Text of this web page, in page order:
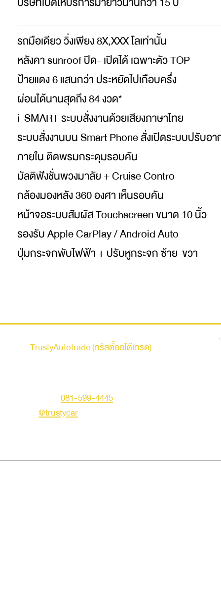
รถมือเดียว วิ่งเพียง 8X,XXX โลเท่านั้น
หลังคา sunroof ปิด- เปิดได้ เฉพาะตัว TOP
ป้ายแดง 6 แสนกว่า ประหยัดไปเกือบครึ่ง
ผ่อนได้นานสุดถึง 84 งวด*
i-SMART ระบบสั่งงานด้วยเสียงภาษาไทย
ระบบสั่งงานบน Smart Phone สั่งเปิดระบบปรับอา
ภายใน ติดพรมกระดุมรอบคัน
มัลติฟังชั่นพวงมาลัย + Cruise Contro
กล้องมองหลัง 360 องศา เห็นรอบคัน
หน้าจอระบบสัมผัส Touchscreen ขนาด 10 นิ้ว
รองรับ Apple CarPlay / Android Auto
ปุ่มกระจกพับไฟฟ้า + ปรับหูกระจก ซ้าย-ขวา
TrustyAutotrade (ทรัสตี้ออโต้เทรด)
081-599-4445
@trustycar